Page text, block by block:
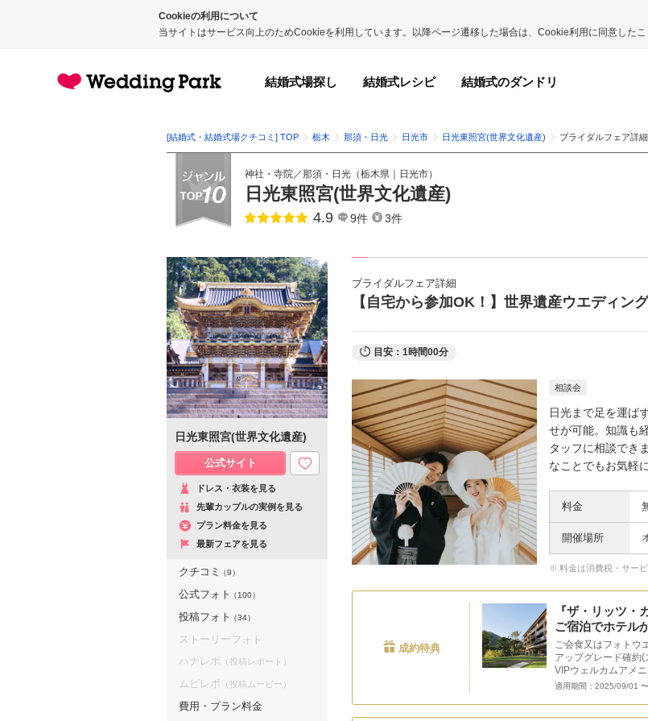
Cookieの利用について
当サイトはサービス向上のためCookieを利用しています。以降ページ遷移した場合は、Cookie利用に同意したこ
結婚式場探し 結婚式レシピ 結婚式のダンドリ
[結婚式・結婚式場クチコミ] TOP 栃木 那須・日光 日光市 日光東照宮(世界文化遺産) ブライダルフェア詳細
神社・寺院／那須・日光 （栃木県 日光市）
日光東照宮(世界文化遺産)
点数
4.9 9件 3件
ブライダルフェア詳細
【自宅から参加OK！】世界遺産ウエディン
目安：1時間00分
相談会
日光まで足を運ば
せが可能。知識も
タッフに相談でき
なことでもお気軽
料金
開催場所
料金は消費税・サー
成約特典
『ザ・リッツ
ご宿泊でホテル
ご会食又はフォトウ
アップグレード確約
VIPウェルカムアメ
適用期間：2025/09/01 〜
日光東照宮(世界文化遺産)
公式サイト
ドレス・衣装を見る
先輩カップルの実例を見る
プラン料金を見る
最新フェアを見る
クチコミ （9）
公式フォト （100）
投稿フォト （34）
ストーリーフォト
ハナレポ （投稿レポート）
ムビレポ （投稿ムービー）
費用・プラン料金